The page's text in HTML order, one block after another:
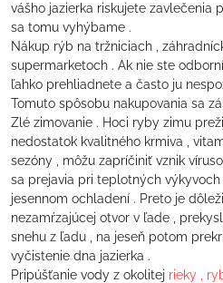
vášho jazierka riskujete zavlečenia
sa tomu vyhýbame .
Nákup rýb na tržniciach ,
supermarketoch . Ak nie ste
ľahko prehliadnete a často ju
Tomuto spôsobu nakupovania sa
Zlé zimovanie . Hoci ryby zimu
nedostatok kvalitného krmiva ,
sezóny , môžu zapríčiniť vznik
sa prejavia pri teplotných výkyvoch
jesennom ochladení . Preto je
nezamŕzajúcej otvor v ľade ,
snehu z ľadu , na jeseň potom
vyčistenie dna jazierka .
Pripúšťanie vody z okolitej rieky ,